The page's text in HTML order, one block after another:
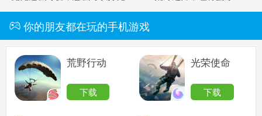
你的朋友都在玩的手机游戏
荒野行动
下载
光荣使命
下载